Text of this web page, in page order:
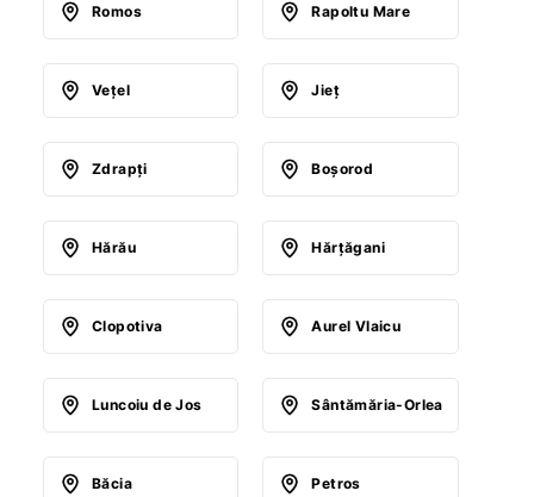
Romos Rapoltu Mare
Veţel Jieţ
Zdrapţi Boşorod
Hărău Hărţăgani
Clopotiva Aurel Vlaicu
Luncoiu de Jos Sântămăria-Orlea
Băcia Petros